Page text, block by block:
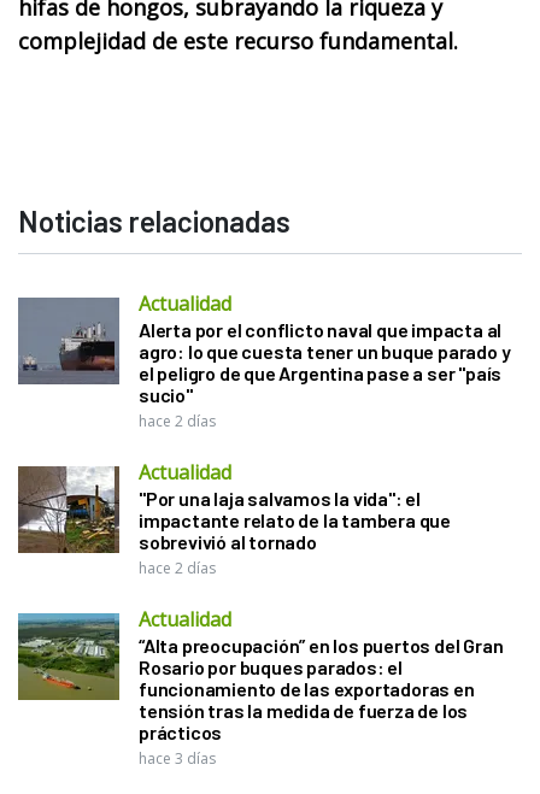
hifas de hongos, subrayando la riqueza y
complejidad de este recurso fundamental.
Noticias relacionadas
Actualidad
Alerta por el conflicto naval que impacta al
agro: lo que cuesta tener un buque parado y
el peligro de que Argentina pase a ser "país
sucio"
hace 2 días
Actualidad
"Por una laja salvamos la vida": el
impactante relato de la tambera que
sobrevivió al tornado
hace 2 días
Actualidad
“Alta preocupación” en los puertos del Gran
Rosario por buques parados: el
funcionamiento de las exportadoras en
tensión tras la medida de fuerza de los
prácticos
hace 3 días